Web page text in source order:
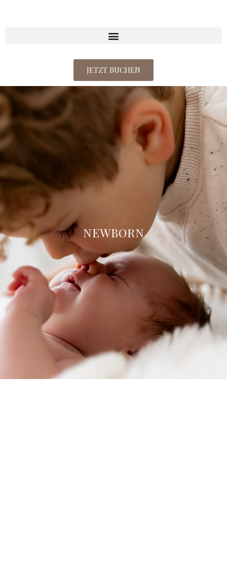
JETZT BUCHEN
NEWBORN